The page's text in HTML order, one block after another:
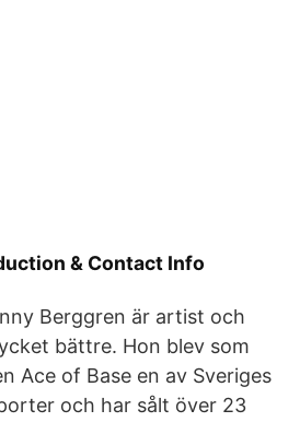
& Contact Info
Berggren är artist och
bättre. Hon blev som
Ace of Base en av Sveriges
och har sålt över 23